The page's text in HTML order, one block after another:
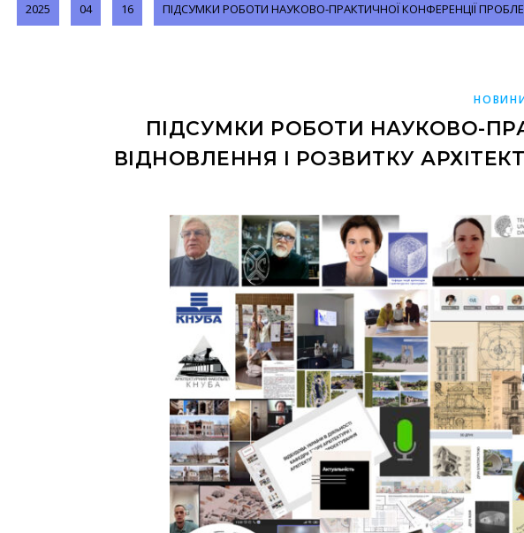
2025 04 16 ПІДСУМКИ РОБОТИ НАУКОВО-ПРАКТИЧНОЇ КОНФЕРЕНЦІЇ
ПІДСУМКИ РОБОТИ НАУКОВО-
ВІДНОВЛЕННЯ І РОЗВИТКУ